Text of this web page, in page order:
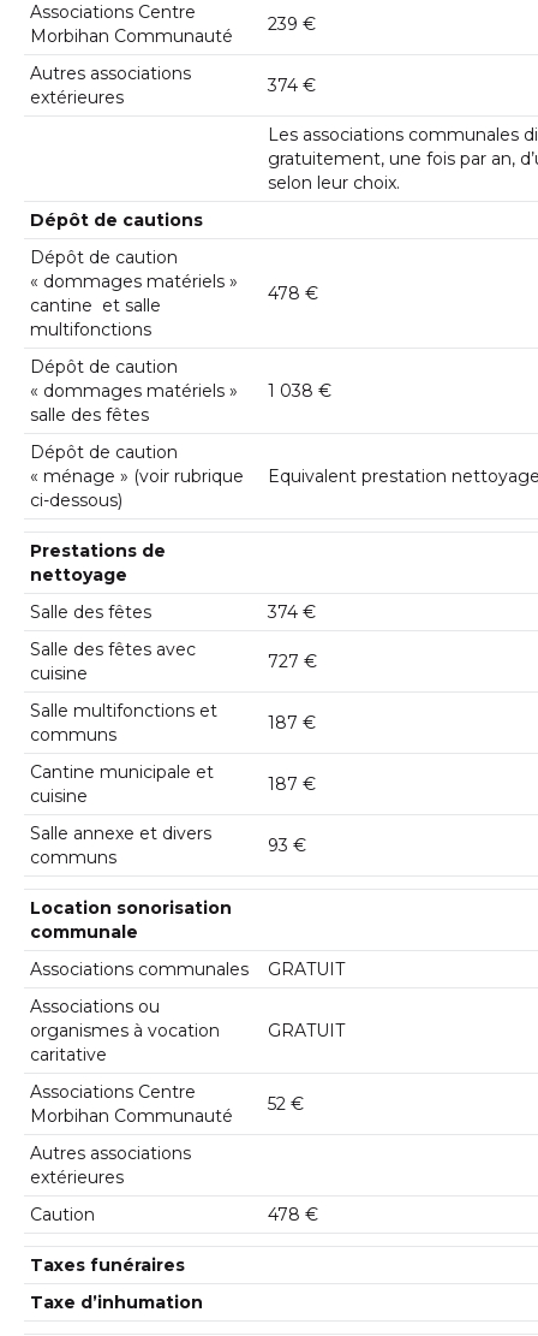
Associations Centre
Morbihan Communauté
239 €
Autres associations
extérieures
374 €
Les associations communales
gratuitement, une fois par an,
selon leur choix.
Dépôt de cautions
Dépôt de caution
« dommages matériels »
cantine et salle
multifonctions
478 €
Dépôt de caution
« dommages matériels »
salle des fêtes
1 038 €
Dépôt de caution
« ménage » (voir rubrique
ci-dessous)
Equivalent prestation
Prestations de
nettoyage
Salle des fêtes
374 €
Salle des fêtes avec
cuisine
727 €
Salle multifonctions et
communs
187 €
Cantine municipale et
cuisine
187 €
Salle annexe et divers
communs
93 €
Location sonorisation
communale
Associations communales
GRATUIT
Associations ou
organismes à vocation
caritative
GRATUIT
Associations Centre
Morbihan Communauté
52 €
Autres associations
extérieures
Caution
478 €
Taxes funéraires
Taxe d’inhumation